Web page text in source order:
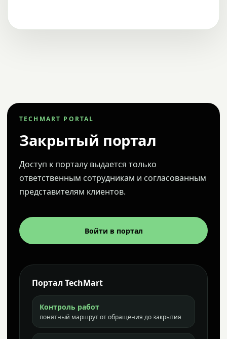
TECHMART PORTAL
Закрытый портал
Доступ к порталу выдается только
ответственным сотрудникам и согласованным
представителям клиентов.
Войти в портал
Портал TechMart
Контроль работ
понятный маршрут от обращения до закрытия